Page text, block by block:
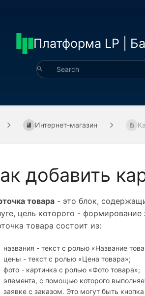
Платформа LP |
Интернет-магазин
добавить
товара - это блок,
цель которого -
товара состоит из:
названия - текст с ролью «Название
цены - текст с ролью «Цена товара»;
фото - картинка с ролью «Фото товара»;
элемента, с помощью которого
заявке с заказом. Это могут быть